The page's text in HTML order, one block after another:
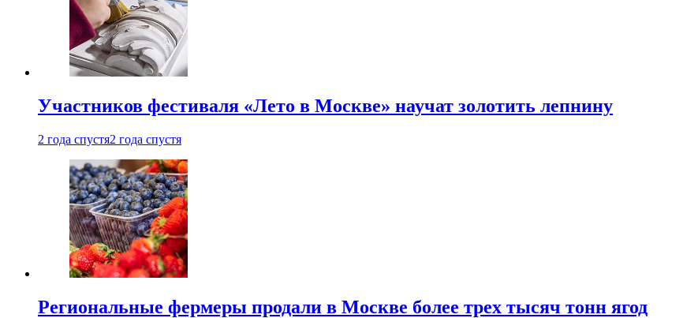
Участников фестиваля «Лето в Москве» научат золотить лепнину
2 года спустя2 года спустя
Региональные фермеры продали в Москве более трех тысяч тонн ягод